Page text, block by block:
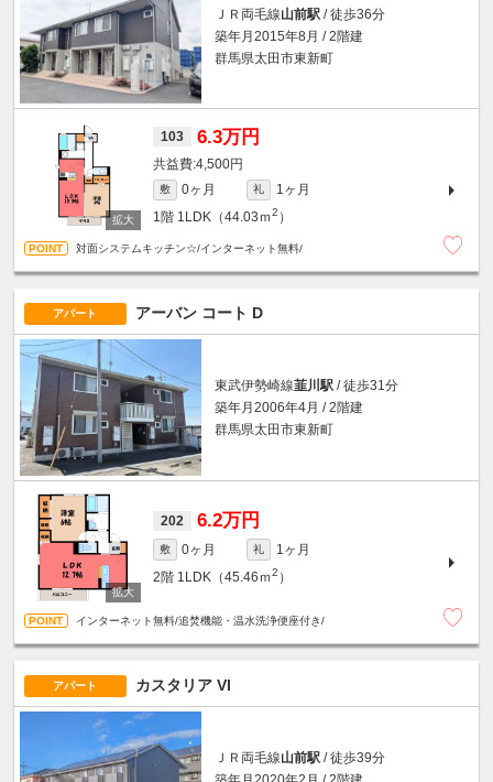
ＪＲ両毛線山前駅 / 徒歩36分
築年月2015年8月 / 2階建
群馬県太田市東新町
103 6.3万円
4,500円
敷 0ヶ月 礼
1ヶ月
1階 1LDK（44.03ｍ2 ）
対面システムキッチン☆/インターネット無料/
アパート アーバン コート D
東武伊勢崎線韮川駅 / 徒歩31分
築年月2006年4月 / 2階建
群馬県太田市東新町
202 6.2万円
敷 0ヶ月 礼
1ヶ月
2階 1LDK（45.46ｍ2 ）
インターネット無料/追焚機能・温水洗浄便座付き/
アパート カスタリア VI
ＪＲ両毛線山前駅 / 徒歩39分